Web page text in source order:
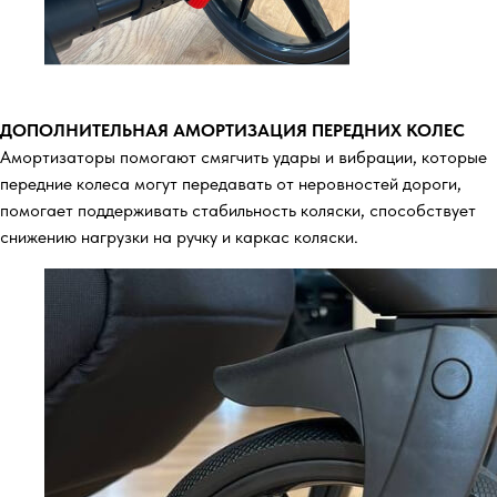
ДОПОЛНИТЕЛЬНАЯ АМОРТИЗАЦИЯ ПЕРЕДНИХ КОЛЕС
Амортизаторы помогают смягчить удары и вибрации, которые
передние колеса могут передавать от неровностей дороги,
помогает поддерживать стабильность коляски, способствует
снижению нагрузки на ручку и каркас коляски.